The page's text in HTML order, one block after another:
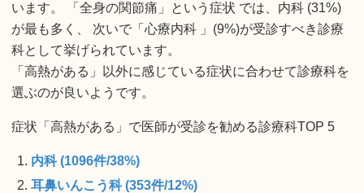
います。 「全身の関節痛」という症状 では、内科 (31%)
が最も多く、 次いで「心療内科 」(9%)が受診すべき診療
科として挙げられています。
「高熱がある」以外に感じている症状に合わせて診療科を
選ぶのが良いようです。
症状「高熱がある」で医師が受診を勧める診療科TOP 5
内科 (1096件/38%)
耳鼻いんこう科 (353件/12%)